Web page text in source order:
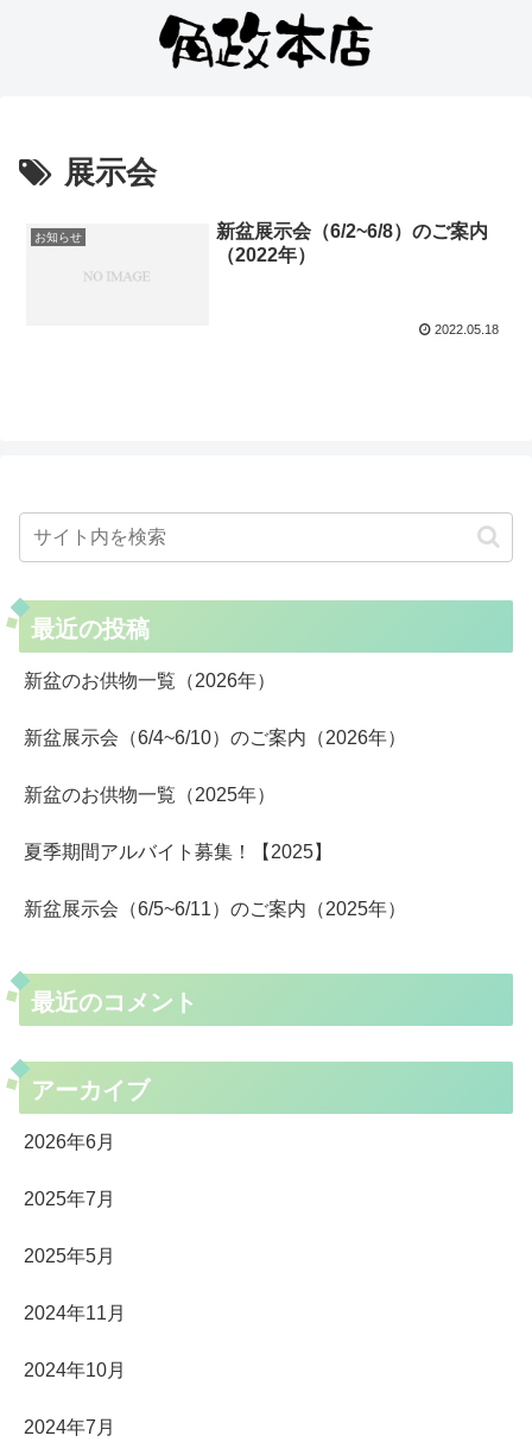
展示会
お知らせ
新盆展示会（6/2~6/8）のご案内
（2022年）
2022.05.18
最近の投稿
新盆のお供物一覧（2026年）
新盆展示会（6/4~6/10）のご案内（2026年）
新盆のお供物一覧（2025年）
夏季期間アルバイト募集！【2025】
新盆展示会（6/5~6/11）のご案内（2025年）
最近のコメント
アーカイブ
2026年6月
2025年7月
2025年5月
2024年11月
2024年10月
2024年7月